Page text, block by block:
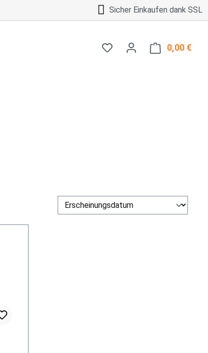
Sicher Einkaufen dank SSL
0,00 €